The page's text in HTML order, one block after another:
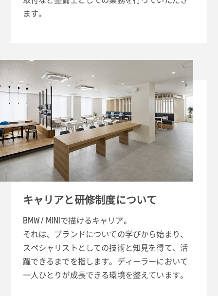
ます。
キャリアと研修制度について
BMW / MINIで描けるキャリア。
それは、ブランドについての学びから始まり、
スペシャリストとしての技術と知見を得て、活
躍できるまでを指します。ディーラーにおいて
一人ひとりが成長できる環境を整えています。